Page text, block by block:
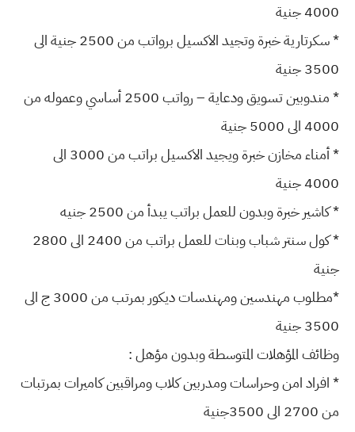
4000 جنية
* سكرتارية خبرة وتجيد الاكسيل برواتب من 2500 جنية الى
3500 جنية
* مندوبين تسويق ودعاية – رواتب 2500 أساسي وعموله من
4000 الى 5000 جنية
* أمناء مخازن خبرة ويجيد الاكسيل براتب من 3000 الى
4000 جنية
* كاشير خبرة وبدون للعمل براتب يبدأ من 2500 جنيه
* كول سنتر شباب وبنات للعمل براتب من 2400 الى 2800
جنية
*مطلوب مهندسين ومهندسات ديكور بمرتب من 3000 ج الى
3500 جنية
وظائف المؤهلات المتوسطة وبدون مؤهل :
* افراد امن وحراسات ومدربين كلاب ومراقبين كاميرات بمرتبات
من 2700 الى 3500جنية